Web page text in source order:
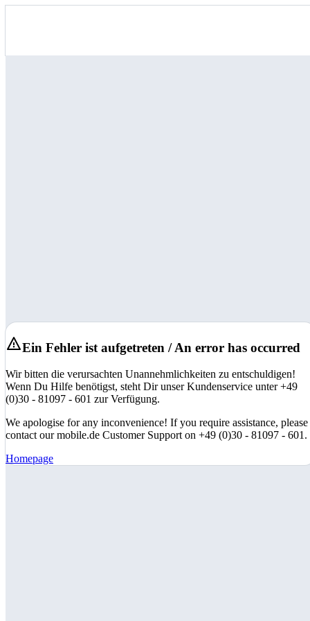
Ein Fehler ist aufgetreten / An error has occurred
Wir bitten die verursachten Unannehmlichkeiten zu entschuldigen!
Wenn Du Hilfe benötigst, steht Dir unser Kundenservice unter +49
(0)30 - 81097 - 601 zur Verfügung.
We apologise for any inconvenience! If you require assistance, please
contact our mobile.de Customer Support on +49 (0)30 - 81097 - 601.
Homepage